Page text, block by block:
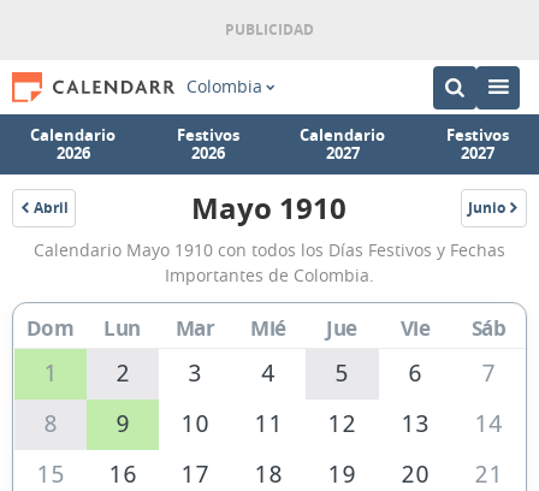
Colombia
Calendario
2026
Festivos
2026
Calendario
2027
Festivos
2027
Abril
1910
Calendario
Mayo
1910
de
Colombia
Mayo 1910 Junio
1910
Calendario Mayo 1910 con todos los Días Festivos y Fechas
Importantes de Colombia.
Dom Lun Mar Mié Jue Vie Sáb
1 2 3 4 5 6
7
8
9 10 11 12 13
14
15
16 17 18 19 20
21